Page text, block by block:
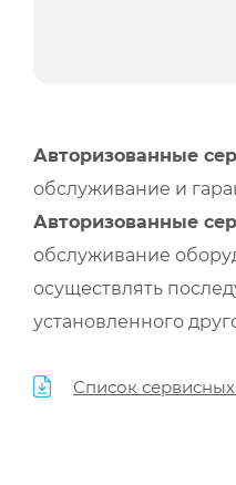
Авторизованные
обслуживание и
Авторизованные
обслуживание
осуществлять
установленного
Список